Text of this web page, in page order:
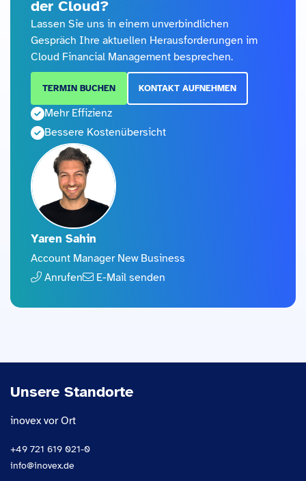
der Cloud?
Lassen Sie uns in einem unverbindlichen
Gespräch Ihre aktuellen Herausforderungen im
Cloud Financial Management besprechen.
TERMIN BUCHEN KONTAKT AUFNEHMEN
Yaren Sahin
Account Manager New Business
Anrufen
E-Mail senden
Mehr Effizienz
Bessere Kostenübersicht
Unsere Standorte
inovex vor Ort
+49 721 619 021-0
info@inovex.de